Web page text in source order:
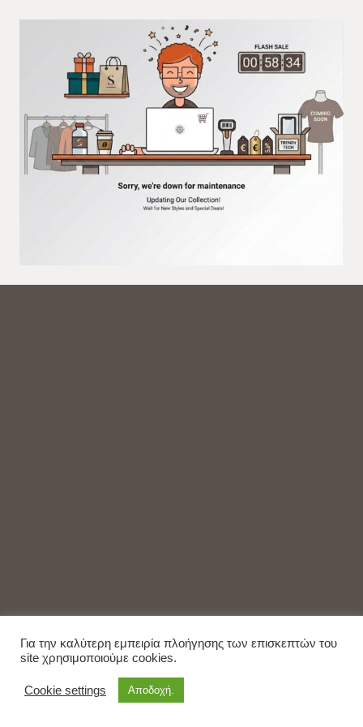
Για την καλύτερη εμπειρία πλοήγησης των επισκεπτών του
site χρησιμοποιούμε cookies.
Cookie settings Αποδοχή.